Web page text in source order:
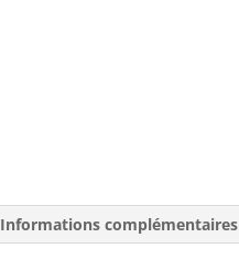
Informations complémentaires